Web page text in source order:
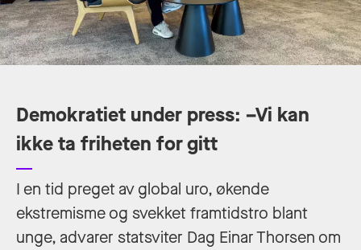
Demokratiet under press: –Vi kan
ikke ta friheten for gitt
I en tid preget av global uro, økende
ekstremisme og svekket framtidstro blant
unge, advarer statsviter Dag Einar Thorsen om